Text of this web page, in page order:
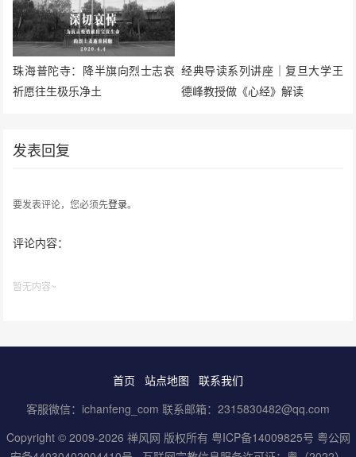
珠海普陀寺：降半旗向烈士志哀
祈愿往生极乐净土
经典导读系列讲座｜复旦大学王
德峰教授做《心经》解读
发表回复
要发表评论，您必须先登录。
评论内容：
暂无内容~
首页 站点地图
联系我们
客服微信：ichanfeng_com 联系邮箱：2315830482@qq.com
Copyright © 2009-2026 禅风网 版权所有 粤ICP备14009825号 粤公网